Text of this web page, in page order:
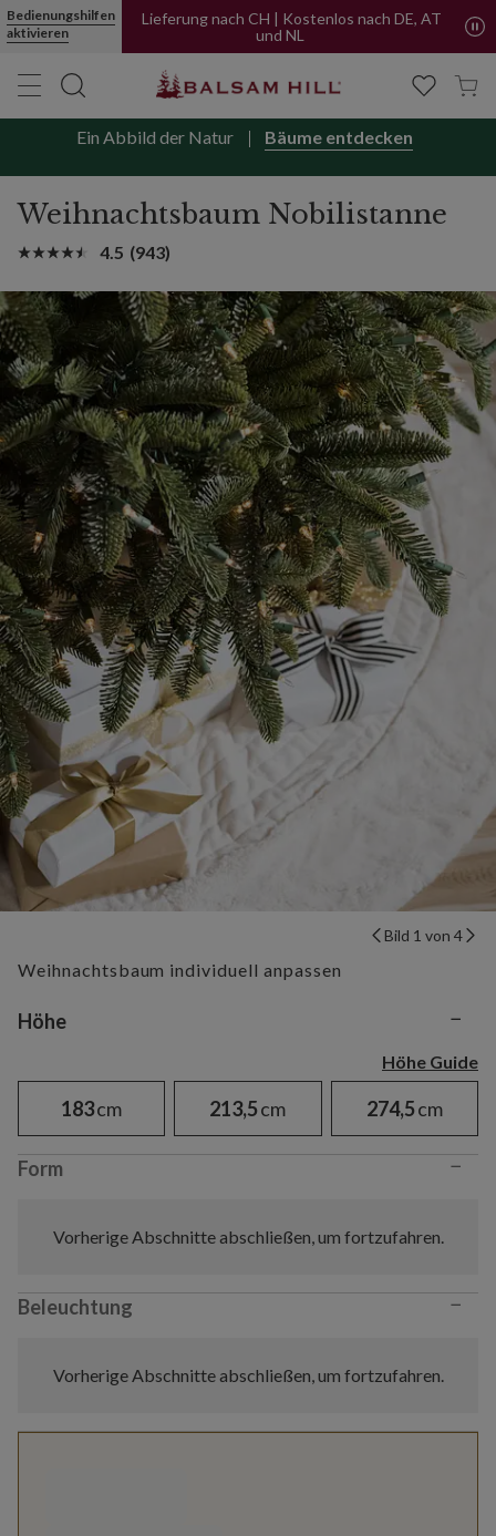
Bedienungshilfen
aktivieren
Lieferung nach CH | Kostenlos nach DE, AT
Jetzt kaufen, später bezahlen mit PayPal
Ein Abbild der Natur Bäume entdecken
Weihnachtsbaum Nobilistanne
4.5 (943)
Bild 1 von 4
Weihnachtsbaum individuell anpassen
Variant selection
Höhe −
Höhe Guide
183cm 213,5cm 274,5cm
Form −
Vorherige Abschnitte abschließen, um fortzufahren.
Beleuchtung −
Vorherige Abschnitte abschließen, um fortzufahren.